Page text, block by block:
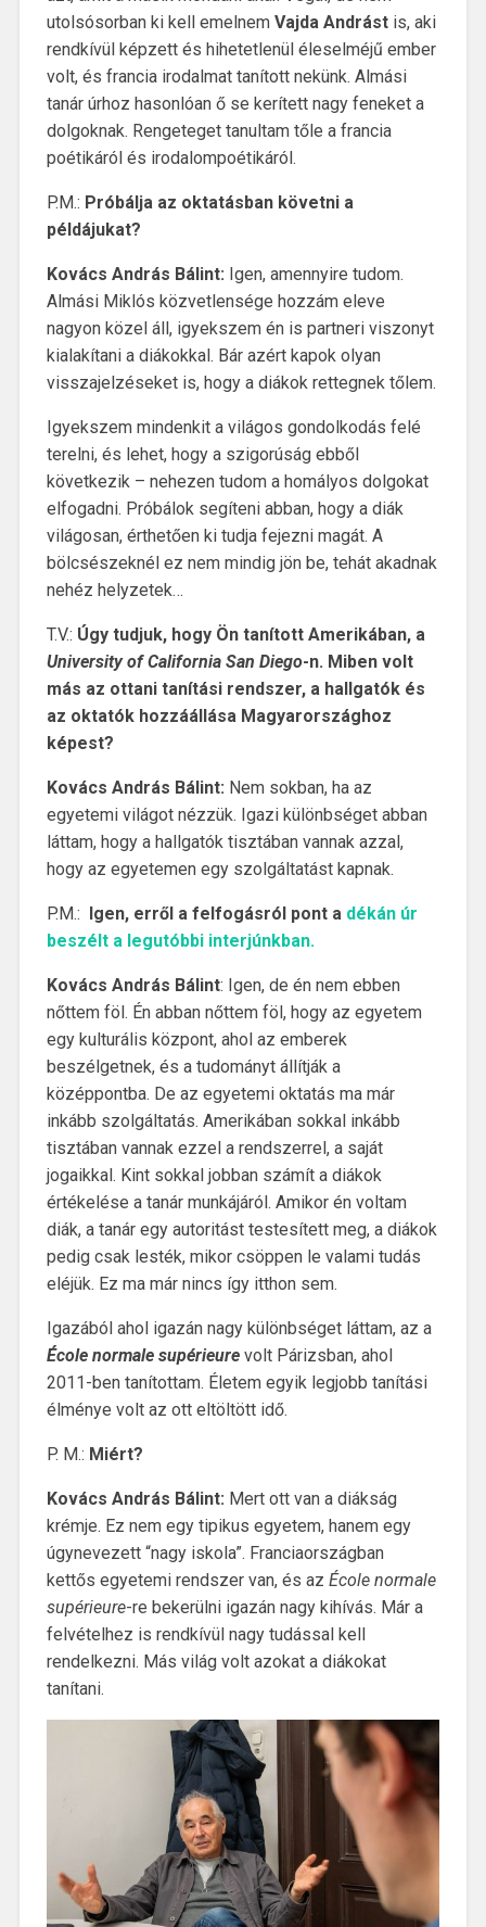
utolsósorban ki kell emelnem Vajda Andrást is, aki
rendkívül képzett és hihetetlenül éleselméjű ember
volt, és francia irodalmat tanított nekünk. Almási
tanár úrhoz hasonlóan ő se kerített nagy feneket a
dolgoknak. Rengeteget tanultam tőle a francia
poétikáról és irodalompoétikáról.
P.M.: Próbálja az oktatásban követni a
példájukat?
Kovács András Bálint: Igen, amennyire tudom.
Almási Miklós közvetlensége hozzám eleve
nagyon közel áll, igyekszem én is partneri viszonyt
kialakítani a diákokkal. Bár azért kapok olyan
visszajelzéseket is, hogy a diákok rettegnek tőlem.
Igyekszem mindenkit a világos gondolkodás felé
terelni, és lehet, hogy a szigorúság ebből
következik – nehezen tudom a homályos dolgokat
elfogadni. Próbálok segíteni abban, hogy a diák
világosan, érthetően ki tudja fejezni magát. A
bölcsészeknél ez nem mindig jön be, tehát akadnak
nehéz helyzetek…
T.V.: Úgy tudjuk, hogy Ön tanított Amerikában, a
University of California San Diego-n. Miben volt
más az ottani tanítási rendszer, a hallgatók és
az oktatók hozzáállása Magyarországhoz
képest?
Kovács András Bálint: Nem sokban, ha az
egyetemi világot nézzük. Igazi különbséget abban
láttam, hogy a hallgatók tisztában vannak azzal,
hogy az egyetemen egy szolgáltatást kapnak.
P.M.: Igen, erről a felfogásról pont a dékán úr
beszélt a legutóbbi interjúnkban.
Kovács András Bálint: Igen, de én nem ebben
nőttem föl. Én abban nőttem föl, hogy az egyetem
egy kulturális központ, ahol az emberek
beszélgetnek, és a tudományt állítják a
középpontba. De az egyetemi oktatás ma már
inkább szolgáltatás. Amerikában sokkal inkább
tisztában vannak ezzel a rendszerrel, a saját
jogaikkal. Kint sokkal jobban számít a diákok
értékelése a tanár munkájáról. Amikor én voltam
diák, a tanár egy autoritást testesített meg, a diákok
pedig csak lesték, mikor csöppen le valami tudás
eléjük. Ez ma már nincs így itthon sem.
Igazából ahol igazán nagy különbséget láttam, az a
École normale supérieure volt Párizsban, ahol
2011-ben tanítottam. Életem egyik legjobb tanítási
élménye volt az ott eltöltött idő.
P. M.: Miért?
Kovács András Bálint: Mert ott van a diákság
krémje. Ez nem egy tipikus egyetem, hanem egy
úgynevezett “nagy iskola”. Franciaországban
kettős egyetemi rendszer van, és az École normale
supérieure-re bekerülni igazán nagy kihívás. Már a
felvételhez is rendkívül nagy tudással kell
rendelkezni. Más világ volt azokat a diákokat
tanítani.